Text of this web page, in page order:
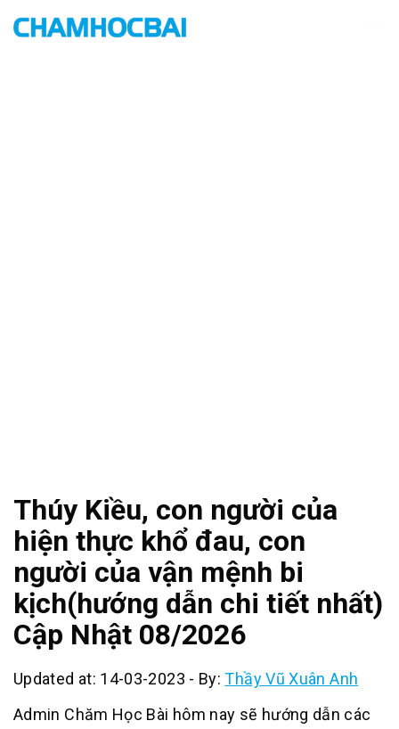
Thúy Kiều, con người của
hiện thực khổ đau, con
người của vận mệnh bi
kịch(hướng dẫn chi tiết nhất)
Cập Nhật 08/2026
Updated at: 14-03-2023 - By:Thầy Vũ Xuân Anh
Admin Chăm Học Bài hôm nay sẽ hướng dẫn các